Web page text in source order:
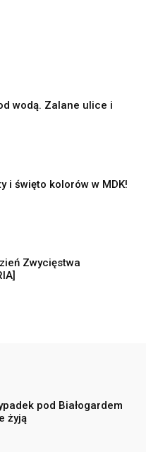
wodą. Zalane ulice i
i święto kolorów w MDK!
Zwycięstwa
pod Białogardem
żyją